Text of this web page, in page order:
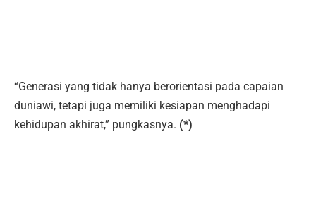
“Generasi yang tidak hanya berorientasi pada capaian
duniawi, tetapi juga memiliki kesiapan menghadapi
kehidupan akhirat,” pungkasnya. (*)